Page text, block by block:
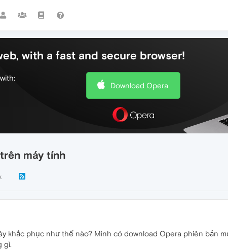
with a fast and secure browser!
Download Opera
máy tính
khắc phục như thế nào? Mình có download Opera phiên bản
gì.